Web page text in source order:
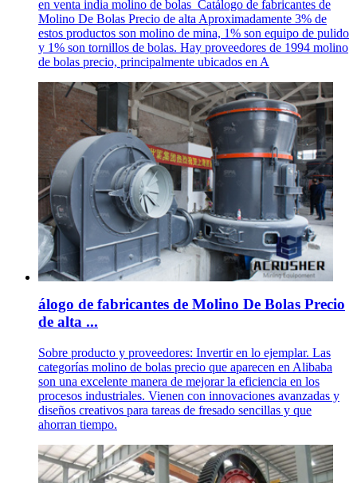
en venta india molino de bolas_Catálogo de fabricantes de
Molino De Bolas Precio de alta Aproximadamente 3% de
estos productos son molino de mina, 1% son equipo de pulido
y 1% son tornillos de bolas. Hay proveedores de 1994 molino
de bolas precio, principalmente ubicados en A
álogo de fabricantes de Molino De Bolas Precio
de alta ...
Sobre producto y proveedores: Invertir en lo ejemplar. Las
categorías molino de bolas precio que aparecen en Alibaba
son una excelente manera de mejorar la eficiencia en los
procesos industriales. Vienen con innovaciones avanzadas y
diseños creativos para tareas de fresado sencillas y que
ahorran tiempo.